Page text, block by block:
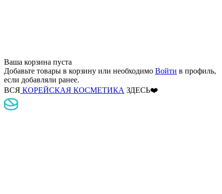
Ваша корзина пуста
Добавьте товары в корзину или необходимо Войти в профиль,
если добавляли ранее.
ВСЯ КОРЕЙСКАЯ КОСМЕТИКА ЗДЕСЬ❤️